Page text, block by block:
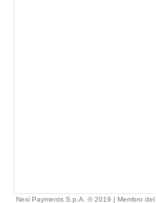
Nexi Payments S.p.A. © 2019 | Membro